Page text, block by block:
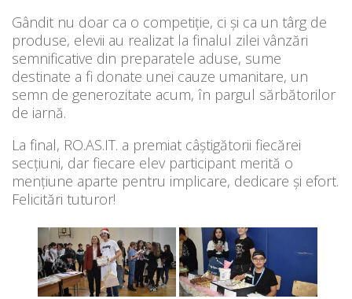
Gândit nu doar ca o competiție, ci și ca un târg de
produse, elevii au realizat la finalul zilei vânzări
semnificative din preparatele aduse, sume
destinate a fi donate unei cauze umanitare, un
semn de generozitate acum, în pargul sărbătorilor
de iarnă.
La final, RO.AS.IT. a premiat câștigătorii fiecărei
secțiuni, dar fiecare elev participant merită o
mențiune aparte pentru implicare, dedicare și efort.
Felicitări tuturor!